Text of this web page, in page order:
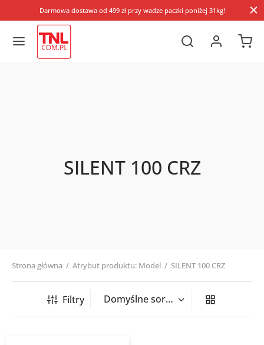
Darmowa dostawa od 499 zł przy wadze paczki poniżej 31kg!
SILENT 100 CRZ
Strona główna / Atrybut produktu: Model / SILENT 100 CRZ
Filtry